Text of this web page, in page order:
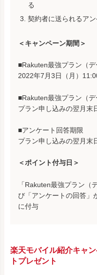
る
契約者に送られるア
＜キャンペーン期間＞
■Rakuten最強プラン（
2022年7月3日（月）
■Rakuten最強プラン（
プラン申し込みの翌月末
■アンケート回答期限
プラン申し込みの翌月末
＜ポイント付与日＞
「Rakuten最強プラン（
び「アンケートの回答」
に付与
楽天モバイル紹介キャ
トプレゼント